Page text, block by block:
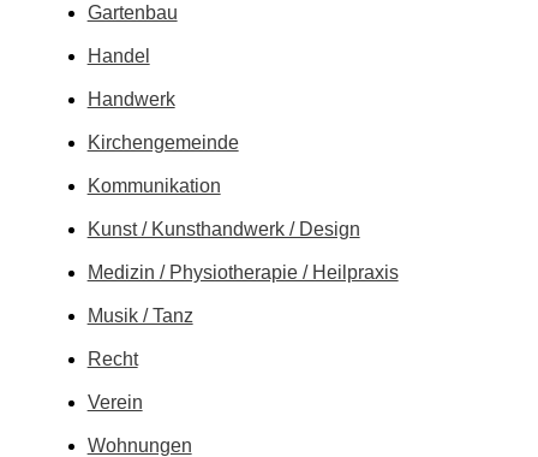
Gartenbau
Handel
Handwerk
Kirchen­gemeinde
Kommunikation
Kunst / Kunsthandwerk / Design
Medizin / Physiotherapie / Heilpraxis
Musik / Tanz
Recht
Verein
Wohnungen